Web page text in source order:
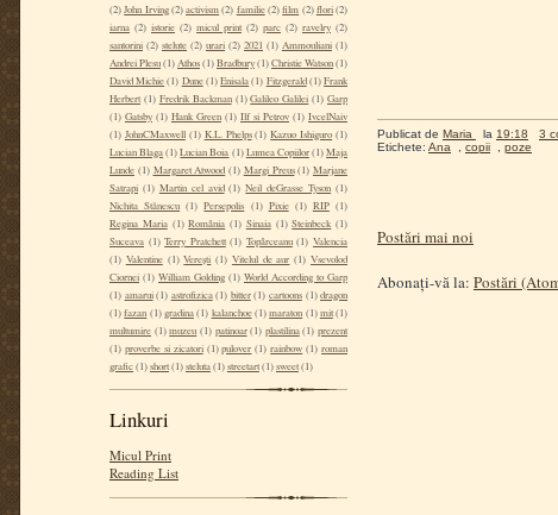
(2)John Irving (2)activism (2) familie(2)film (2) flori(2)
iarna (2) istorie (2) micul print (2) parc (2) ravelry (2)
santorini (2) stelute (2) urari (2) 2021 (1) Ammouliani (1)
Andrei Plesu(1)Athos(1)Bradbury(1)Christie Watson(1)
David Michie (1) Dune(1)Enisala (1) Fitzgerald(1)Frank
Herbert (1) Fredrik Backman (1) Galileo Galilei (1) Garp
(1) Gatsby (1) Hank Green (1) Ilf si Petrov (1) IvcelNaiv
(1) JohnCMaxwell (1) K.L. Phelps (1) Kazuo Ishiguro (1)
Lucian Blaga(1)Lucian Boia (1)Lumea Copiilor(1)Maja
Lunde (1) Margaret Atwood (1) Margi Preus (1) Marjane
Satrapi (1) Martin cel avid (1) Neil deGrasse Tyson (1)
Nichita Stănescu (1) Persepolis (1) Pixie (1) RIP (1)
Regina Maria (1) România (1) Sinaia (1) Steinbeck (1)
Suceava (1) Terry Pratchett (1) Topârceanu (1) Valencia
(1) Valentine (1) Verești (1) Vitelul de aur (1) Vsevolod
Ciornei (1) William Golding (1) World According to Garp
(1) amarui (1) astrofizica (1) bitter (1) cartoons (1) dragon
(1)fazan (1)gradina(1) kalanchoe (1)maraton (1) mit(1)
multumire (1) muzeu (1) patinoar (1) plastilina (1) prezent
(1) proverbe si zicatori (1) pulover (1) rainbow (1) roman
grafic(1)short(1)steluta(1)streetart(1)sweet(1)
Linkuri
Micul Print
Reading List
Publicat de Maria la 19:18
3
Etichete: Ana copii poze
Postări mai noi
Abonați-vă la: Postări